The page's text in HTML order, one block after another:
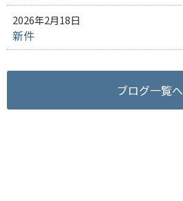
2026年2月18日
新件
ブログ一覧へ